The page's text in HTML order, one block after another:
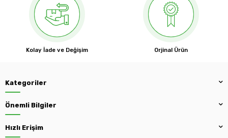
Kolay İade ve Değişim Orjinal Ürün
Kategoriler
Önemli Bilgiler
Hızlı Erişim